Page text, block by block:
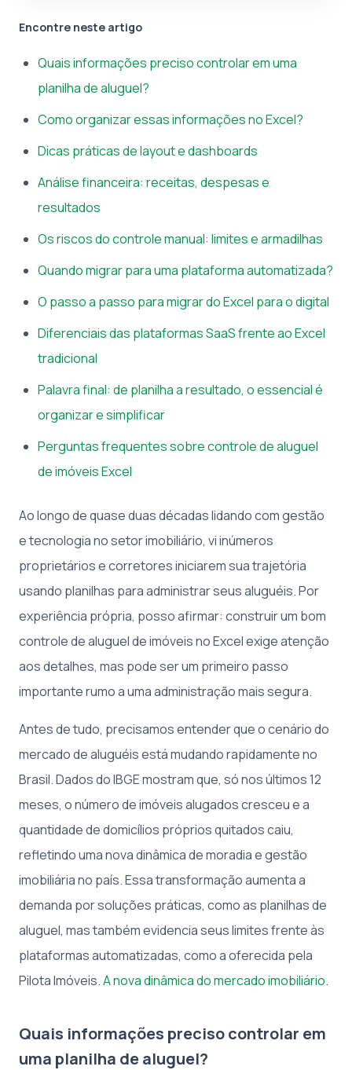
Encontre neste artigo
Quais informações preciso controlar em uma
planilha de aluguel?
Como organizar essas informações no Excel?
Dicas práticas de layout e dashboards
Análise financeira: receitas, despesas e
resultados
Os riscos do controle manual: limites e armadilhas
Quando migrar para uma plataforma automatizada?
O passo a passo para migrar do Excel para o digital
Diferenciais das plataformas SaaS frente ao Excel
tradicional
Palavra final: de planilha a resultado, o essencial é
organizar e simplificar
Perguntas frequentes sobre controle de aluguel
de imóveis Excel
Ao longo de quase duas décadas lidando com gestão
e tecnologia no setor imobiliário, vi inúmeros
proprietários e corretores iniciarem sua trajetória
usando planilhas para administrar seus aluguéis. Por
experiência própria, posso afirmar: construir um bom
controle de aluguel de imóveis no Excel exige atenção
aos detalhes, mas pode ser um primeiro passo
importante rumo a uma administração mais segura.
Antes de tudo, precisamos entender que o cenário do
mercado de aluguéis está mudando rapidamente no
Brasil. Dados do IBGE mostram que, só nos últimos 12
meses, o número de imóveis alugados cresceu e a
quantidade de domicílios próprios quitados caiu,
refletindo uma nova dinâmica de moradia e gestão
imobiliária no país. Essa transformação aumenta a
demanda por soluções práticas, como as planilhas de
aluguel, mas também evidencia seus limites frente às
plataformas automatizadas, como a oferecida pela
Pilota Imóveis.A nova dinâmica do mercado imobiliário.
Quais informações preciso controlar em
uma planilha de aluguel?